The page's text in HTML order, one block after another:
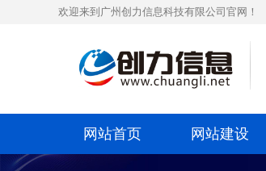
欢迎来到广州创力信息科技有限公司官网！
网站首页 网站建设